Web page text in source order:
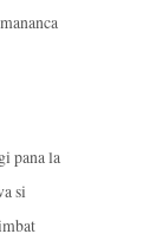
pana la
si